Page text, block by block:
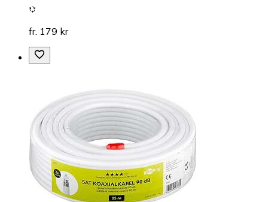
fr. 179 kr